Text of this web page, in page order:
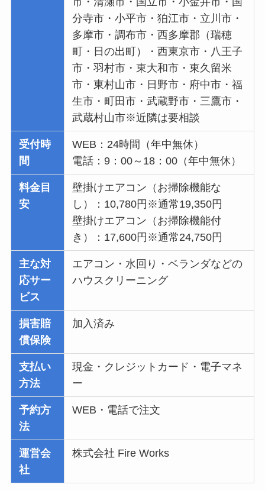
分寺市・小平市・狛江市・立川市・
多摩市・調布市・西多摩郡（瑞穂
町・日の出町）・西東京市・八王子
市・羽村市・東大和市・東久留米
市・東村山市・日野市・府中市・福
生市・町田市・武蔵野市・三鷹市・
武蔵村山市※近隣は要相談
受付時
間
WEB：24時間（年中無休）
電話：9：00～18：00（年中無休）
料金目
安
壁掛けエアコン（お掃除機能な
し）：10,780円※通常19,350円
壁掛けエアコン（お掃除機能付
き）：17,600円※通常24,750円
主な対
応サー
ビス
エアコン・水回り・ベランダなどの
ハウスクリーニング
損害賠
償保険
加入済み
支払い
方法
現金・クレジットカード・電子マネ
ー
予約方
法
WEB・電話で注文
運営会
社
株式会社 Fire Works